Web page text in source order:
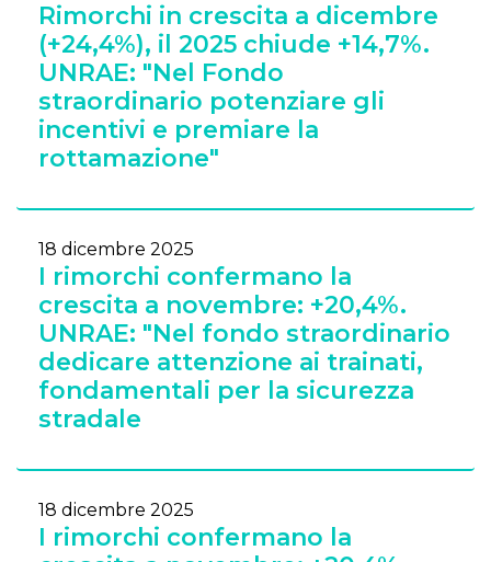
Rimorchi in crescita a dicembre
(+24,4%), il 2025 chiude +14,7%.
UNRAE: "Nel Fondo
straordinario potenziare gli
incentivi e premiare la
rottamazione"
18 dicembre 2025
I rimorchi confermano la
crescita a novembre: +20,4%.
UNRAE: "Nel fondo straordinario
dedicare attenzione ai trainati,
fondamentali per la sicurezza
stradale
18 dicembre 2025
I rimorchi confermano la